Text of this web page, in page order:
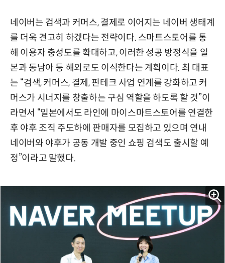
네이버는 검색과 커머스, 결제로 이어지는 네이버 생태계
를 더욱 견고히 하겠다는 전략이다. 스마트스토어를 통
해 이용자 충성도를 확대하고, 이러한 성공 방정식을 일
본과 동남아 등 해외로도 이식한다는 계획이다. 최 대표
는 “검색, 커머스, 결제, 핀테크 사업 연계를 강화하고 커
머스가 시너지를 창출하는 구심 역할을 하도록 할 것”이
라면서 “일본에서도 라인에 마이스마트스토어를 연결한
후 야후 조직 주도하에 판매자를 모집하고 있으며 연내
네이버와 야후가 공동 개발 중인 쇼핑 검색도 출시할 예
정”이라고 말했다.